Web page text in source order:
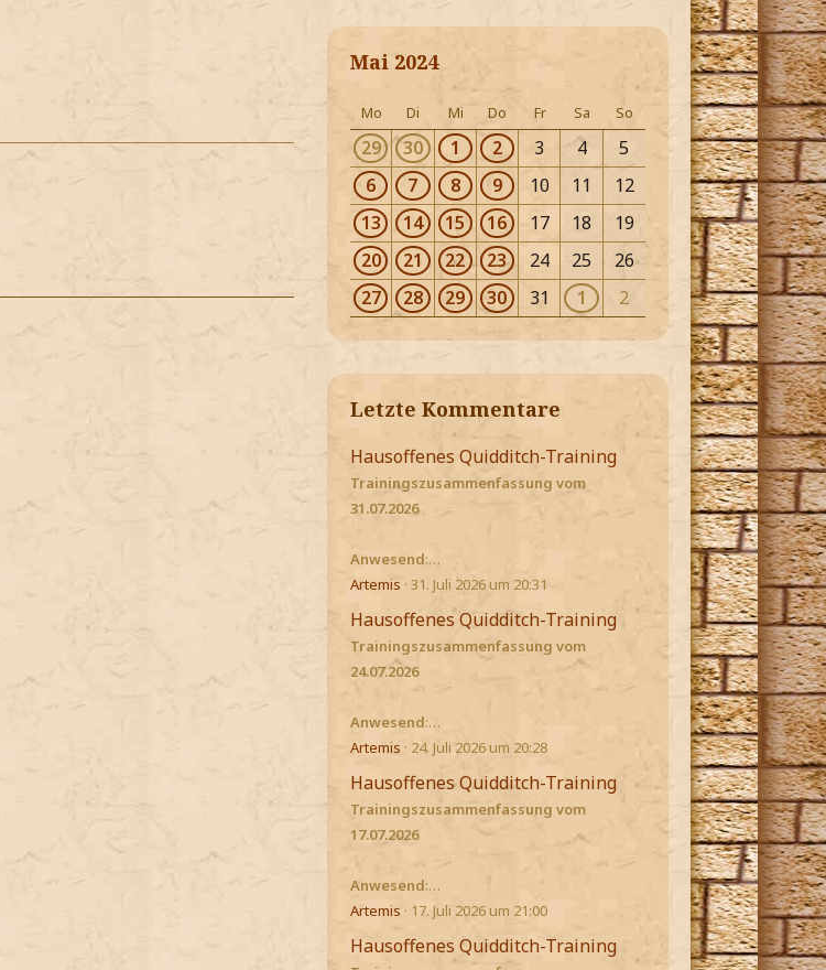
Mai 2024
Mo Di Mi Do Fr Sa So
29 30 1 2 3 4
5
6
7 8 9 10 11
12
13
14 15 16 17 18
19
20
21 22 23 24 25
26
27
28 29 30 31 1 2
Letzte Kommentare
Hausoffenes Quidditch-Training
Trainingszusammenfassung vom
31.07.2026
Anwesend:…
Artemis 31. Juli 2026 um 20:31
Hausoffenes Quidditch-Training
Trainingszusammenfassung vom
24.07.2026
Anwesend:…
Artemis
24. Juli 2026 um 20:28
Hausoffenes Quidditch-Training
Trainingszusammenfassung vom
17.07.2026
Anwesend:…
Artemis
17. Juli 2026 um 21:00
Hausoffenes Quidditch-Training